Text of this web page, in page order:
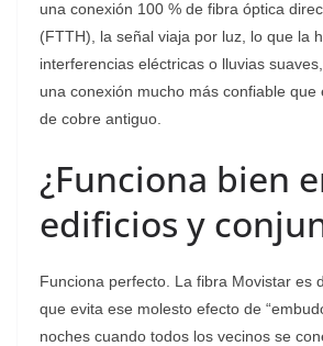
una conexión 100 % de fibra óptica
(FTTH), la señal viaja por luz, lo que la
interferencias eléctricas o lluvias
una conexión mucho más confiable que
de cobre antiguo.
¿Funciona bien
edificios y
Funciona perfecto. La fibra Movistar es
que evita ese molesto efecto de
noches cuando todos los vecinos se